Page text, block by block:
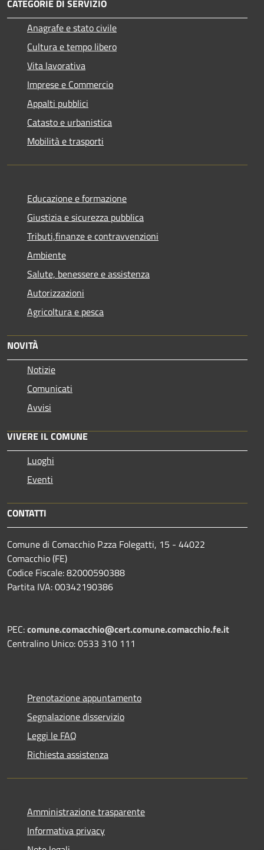
CATEGORIE DI SERVIZIO
Anagrafe e stato civile
Cultura e tempo libero
Vita lavorativa
Imprese e Commercio
Appalti pubblici
Catasto e urbanistica
Mobilità e trasporti
Educazione e formazione
Giustizia e sicurezza pubblica
Tributi,finanze e contravvenzioni
Ambiente
Salute, benessere e assistenza
Autorizzazioni
Agricoltura e pesca
NOVITÀ
Notizie
Comunicati
Avvisi
VIVERE IL COMUNE
Luoghi
Eventi
CONTATTI
Comune di Comacchio P.zza Folegatti, 15 - 44022
Comacchio (FE)
Codice Fiscale: 82000590388
Partita IVA: 00342190386
PEC:comune.comacchio@cert.comune.comacchio.fe.it
Centralino Unico: 0533 310 111
Prenotazione appuntamento
Segnalazione disservizio
Leggi le FAQ
Richiesta assistenza
Amministrazione trasparente
Informativa privacy